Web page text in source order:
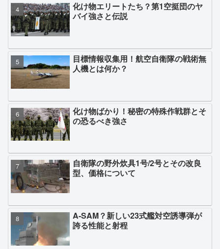
化け物エリートたち？第1空挺団のヤ
バイ強さと伝説
目標情報収集用！航空自衛隊の戦術無
人機とは何か？
化け物ばかり！秘密の特殊作戦群とそ
の恐るべき強さ
自衛隊の野外炊具1号/2号とその改良
型、価格について
A-SAM？新しい23式艦対空誘導弾が
誇る性能と射程